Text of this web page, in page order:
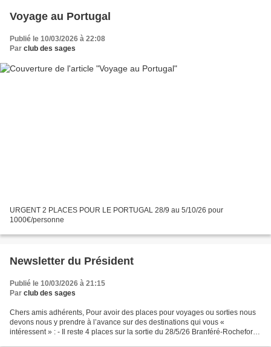
Voyage au Portugal
Publié le 10/03/2026 à 22:08
Par club des sages
URGENT 2 PLACES POUR LE PORTUGAL 28/9 au 5/10/26 pour
1000€/personne
Newsletter du Président
Publié le 10/03/2026 à 21:15
Par club des sages
Chers amis adhérents, Pour avoir des places pour voyages ou sorties nous
devons nous y prendre à l’avance sur des destinations qui vous «
intéressent » : - Il reste 4 places sur la sortie du 28/5/26 Branféré-Rochefort